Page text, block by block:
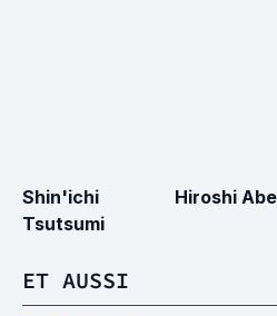
Shin'ichi
Tsutsumi
Hiroshi Abe
ET AUSSI